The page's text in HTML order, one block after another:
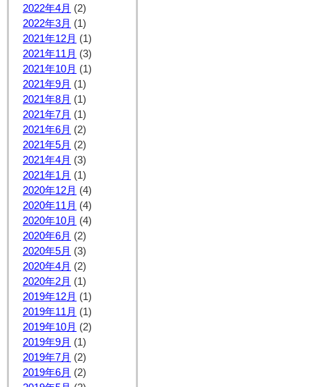
2022年4月 (2)
2022年3月 (1)
2021年12月 (1)
2021年11月 (3)
2021年10月 (1)
2021年9月 (1)
2021年8月 (1)
2021年7月 (1)
2021年6月 (2)
2021年5月 (2)
2021年4月 (3)
2021年1月 (1)
2020年12月 (4)
2020年11月 (4)
2020年10月 (4)
2020年6月 (2)
2020年5月 (3)
2020年4月 (2)
2020年2月 (1)
2019年12月 (1)
2019年11月 (1)
2019年10月 (2)
2019年9月 (1)
2019年7月 (2)
2019年6月 (2)